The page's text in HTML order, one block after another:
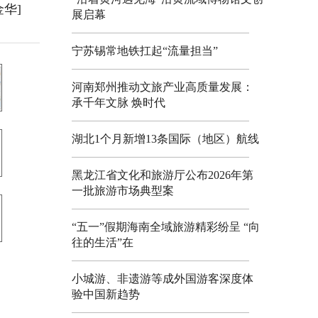
华]
展启幕
宁苏锡常地铁扛起“流量担当”
河南郑州推动文旅产业高质量发展：
承千年文脉 焕时代
湖北1个月新增13条国际（地区）航线
黑龙江省文化和旅游厅公布2026年第
一批旅游市场典型案
“五一”假期海南全域旅游精彩纷呈 “向
往的生活”在
小城游、非遗游等成外国游客深度体
验中国新趋势